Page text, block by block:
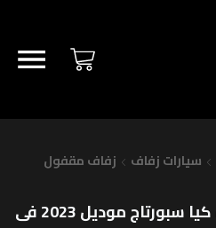
سيارات زفاف زفاف مقفول
تأجير أفخم وأحدث سياره كيا سبورتاج موديل 2023 فى